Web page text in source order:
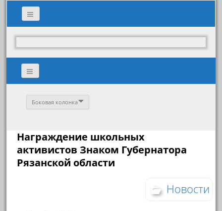
Боковая колонка
Награждение школьных
активистов Знаком Губернатора
Рязанской области
Новости